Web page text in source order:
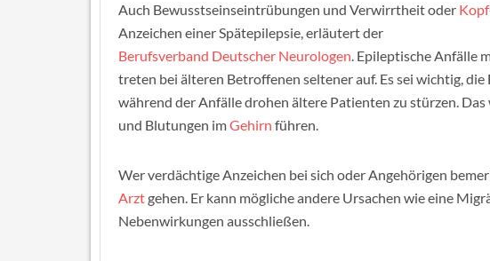
Auch Bewusstseinseintrübungen und Verwirrtheit oder Kopf
Anzeichen einer Spätepilepsie, erläutert der
Berufsverband Deutscher Neurologen. Epileptische Anfälle
treten bei älteren Betroffenen seltener auf. Es sei wichtig,
während der Anfälle drohen ältere Patienten zu stürzen.
und Blutungen imGehirn führen.
Wer verdächtige Anzeichen bei sich oder Angehörigen
Arztgehen. Er kann mögliche andere Ursachen wie eine
Nebenwirkungen ausschließen.